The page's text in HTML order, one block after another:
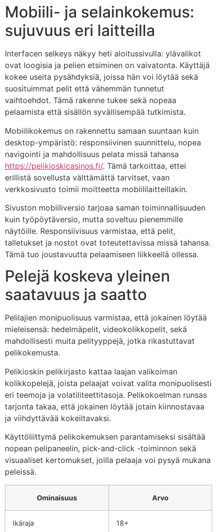
Mobiili- ja selainkokemus:
sujuvuus eri laitteilla
Interfacen selkeys näkyy heti aloitussivulla: ylävalikot
ovat loogisia ja pelien etsiminen on vaivatonta. Käyttäjä
kokee useita pysähdyksiä, joissa hän voi löytää sekä
suosituimmat pelit että vähemmän tunnetut
vaihtoehdot. Tämä rakenne tukee sekä nopeaa
pelaamista että sisällön syvällisempää tutkimista.
Mobiilikokemus on rakennettu samaan suuntaan kuin
desktop-ympäristö: responsiivinen suunnittelu, nopea
navigointi ja mahdollisuus pelata missä tahansa
https://pelikioskicasinos.fi/. Tämä tarkoittaa, ettei
erillistä sovellusta välttämättä tarvitset, vaan
verkkosivusto toimii moitteetta mobiililaitteillakin.
Sivuston mobiiliversio tarjoaa saman toiminnallisuuden
kuin työpöytäversio, mutta soveltuu pienemmille
näytöille. Responsiivisuus varmistaa, että pelit,
talletukset ja nostot ovat toteutettavissa missä tahansa.
Tämä tuo joustavuutta pelaamiseen liikkeellä ollessa.
Pelejä koskeva yleinen
saatavuus ja saatto
Pelilajien monipuolisuus varmistaa, että jokainen löytää
mieleisensä: hedelmäpelit, videokolikkopelit, sekä
mahdollisesti muita pelityyppejä, jotka rikastuttavat
pelikokemusta.
Pelikioskin pelikirjasto kattaa laajan valikoiman
kolikkopelejä, joista pelaajat voivat valita monipuolisesti
eri teemoja ja volatiliteettitasoja. Pelikokoelman runsas
tarjonta takaa, että jokainen löytää jotain kiinnostavaa
ja viihdyttävää kokeiltavaksi.
Käyttöliittymä pelikokemuksen parantamiseksi sisältää
nopean pelipaneelin, pick-and-click -toiminnon sekä
visuaaliset kertomukset, joilla pelaaja voi pysyä mukana
peleissä.
Ominaisuus Arvo
Ikäraja 18+